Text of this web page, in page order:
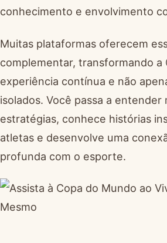
conhecimento e envolvimento
Muitas plataformas oferecem
complementar, transformando a
experiência contínua e não
isolados. Você passa a entender
estratégias, conhece histórias
atletas e desenvolve uma
profunda com o esporte.